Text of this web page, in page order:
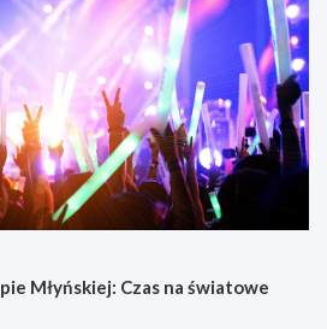
Młyńskiej: Czas na światowe